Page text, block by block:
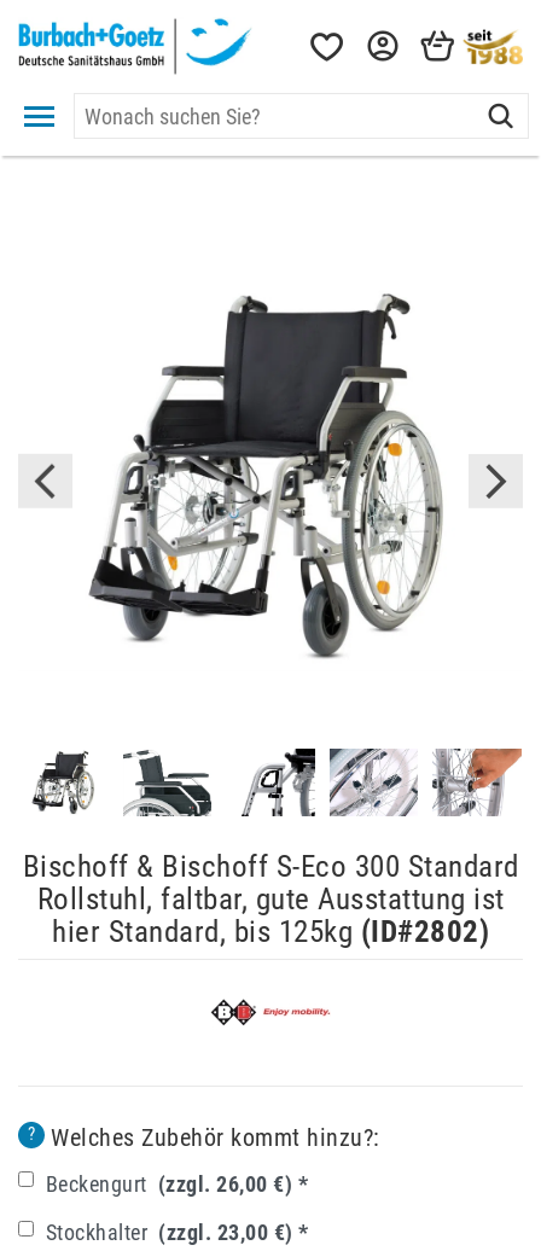
Bischoff & Bischoff S-Eco 300 Standard
Rollstuhl, faltbar, gute Ausstattung ist
hier Standard, bis 125kg (ID#2802)
? Welches Zubehör kommt hinzu?:
Beckengurt (zzgl. 26,00 €) *
Stockhalter (zzgl. 23,00 €) *